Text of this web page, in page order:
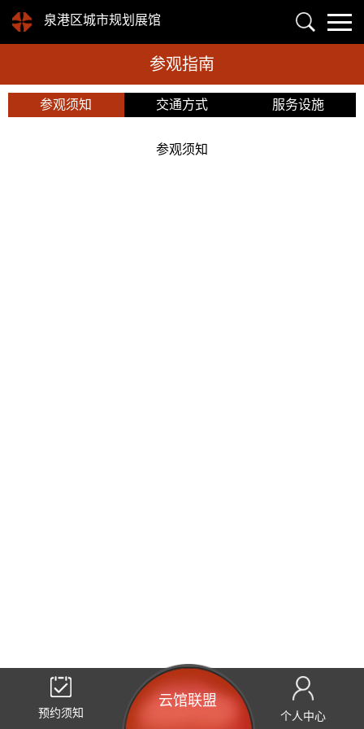
泉港区城市规划展馆
参观指南
参观须知 交通方式 服务设施
参观须知
预约须知
云馆联盟
个人中心